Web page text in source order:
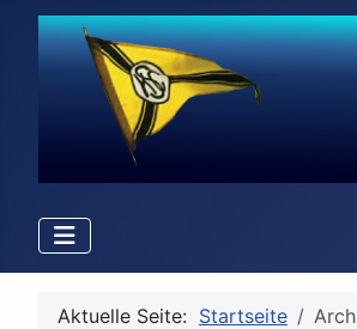
Aktuelle Seite: Startseite